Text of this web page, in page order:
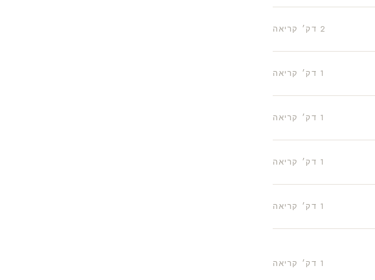
2 דק׳ קריאה
1 דק׳ קריאה
1 דק׳ קריאה
1 דק׳ קריאה
1 דק׳ קריאה
1 דק׳ קריאה